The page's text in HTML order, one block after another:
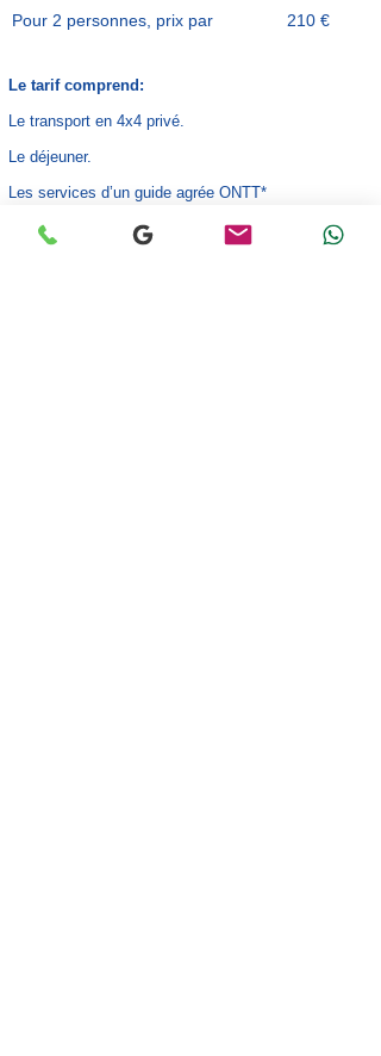
personne
Pour 2 personnes, prix par
210 €
​​​​​Le tarif comprend:
Le transport en 4x4 privé.
Le déjeuner.
Les services d’un guide agrée ONTT*
Les droits d'entrées aux visites prévues dans le
programme